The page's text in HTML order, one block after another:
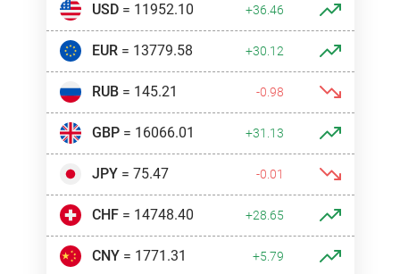
USD= 11952.10 +36.46
EUR= 13779.58 +30.12
RUB= 145.21 -0.98
GBP= 16066.01 +31.13
JPY= 75.47 -0.01
CHF= 14748.40 +28.65
CNY= 1771.31 +5.79